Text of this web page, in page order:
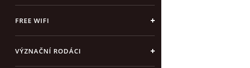
FREE WIFI
VÝZNAČNÍ RODÁCI